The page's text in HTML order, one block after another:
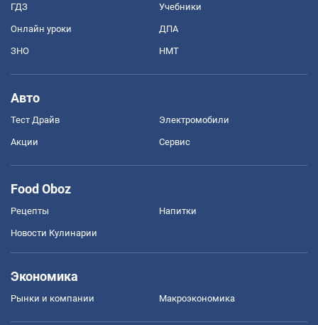
ГДЗ Учебники
Онлайн уроки ДПА
ЗНО НМТ
Авто
Тест Драйв Электромобили
Акции Сервис
Food Oboz
Рецепты Напитки
Новости Кулинарии
Экономика
Рынки и компании Mакроэкономика